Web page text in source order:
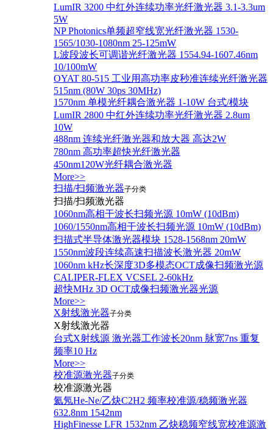
LumIR 3200 中红外连续功率光纤激光器 3.1-3.3um
5W
NP Photonics单频超窄线宽光纤激光器 1530-
1565/1030-1080nm 25-125mW
L波段波长可调谐光纤激光器 1554.94-1607.46nm
10/100mW
OYAT 80-515 工业用高功率皮秒准连续光纤激光器
515nm (80W 30ps 30MHz)
1570nm 单模光纤耦合激光器 1-10W 台式/模块
LumIR 2800 中红外连续功率光纤激光器 2.8um
10W
488nm 连续光纤激光器和放大器 高达2W
780nm 高功率超快光纤激光器
450nm120W光纤耦合激光器
More>>
扫描/扫频激光器子分类
扫描/扫频激光器
1060nm高相干波长扫频光源 10mW (10dBm)
1060/1550nm高相干波长扫频光源 10mW (10dBm)
扫描式半导体激光器模块 1528-1568nm 20mW
1550nm波段连续高速扫描波长激光器 20mW
1060nm kHz长深度3D多模态OCT成像扫频激光源
CALIPER-FLEX VCSEL 2-60kHz
超快MHz 3D OCT成像扫频激光器光源
More>>
X射线激光器子分类
X射线激光器
台式X射线源 激光器工作波长20nm 脉宽7ns 重复
频率10 Hz
More>>
校准源激光器子分类
校准源激光器
氦氖He-Ne/乙炔C2H2 频率校准源/稳频激光器
632.8nm 1542nm
HighFinesse LFR 1532nm 乙炔稳频窄线宽校准源激